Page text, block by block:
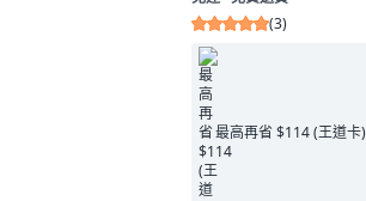
(3)
最高再省 $114 (王道卡)